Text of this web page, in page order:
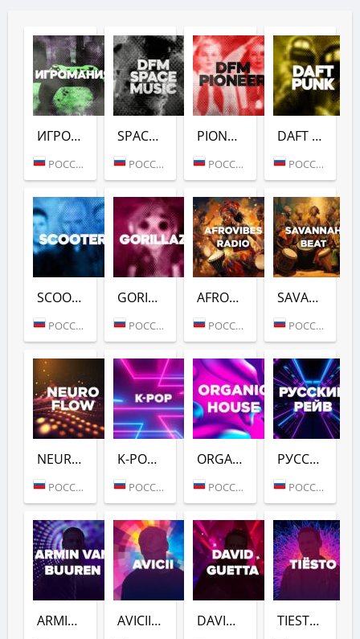
ИГРОМАНИЯ (DFM)
РОССИЯ (МОСКВА)
SPACE (DFM)
РОССИЯ (МОСКВА)
PIONEER (DFM)
РОССИЯ (МОСКВА)
DAFT PUNK (DFM)
РОССИЯ (МОСКВА)
SCOOTER (DFM)
РОССИЯ (МОСКВА)
GORILLAZ (DFM)
РОССИЯ (МОСКВА)
AFROVIBES RADIO (DFM)
РОССИЯ (МОСКВА)
SAVANNAH BEAT (DFM)
РОССИЯ (МОСКВА)
NEURO FLOW (DFM)
РОССИЯ (МОСКВА)
K-POP (DFM)
РОССИЯ (МОСКВА)
ORGANIC HOUSE (DFM)
РОССИЯ (МОСКВА)
РУССКИЙ РЕЙВ (DFM)
РОССИЯ (МОСКВА)
ARMIN VAN BUUREN (DFM) AVICII (DFM) DAVID GUETTA (DFM) TIESTO (DFM)